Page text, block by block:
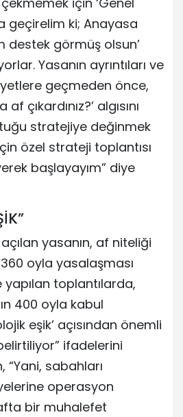
geçirelim ki; Anayasa
destek görmüş olsun’
Yasanın ayrıntıları ve
geçmeden önce,
af çıkardınız?’ algısını
stratejiye değinmek
özel strateji toplantısı
başlayayım” diye
yasanın, af niteliği
360 oyla yasalaşması
yapılan toplantılarda,
400 oyla kabul
eşik’ açısından önemli
ifadelerini
sabahları
operasyon
bir muhalefet